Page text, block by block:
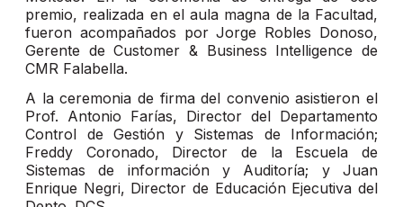
premio, realizada en el aula magna de la Facultad,
fueron acompañados por Jorge Robles Donoso,
Gerente de Customer & Business Intelligence de
CMR Falabella.
A la ceremonia de firma del convenio asistieron el
Prof. Antonio Farías, Director del Departamento
Control de Gestión y Sistemas de Información;
Freddy Coronado, Director de la Escuela de
Sistemas de información y Auditoría; y Juan
Enrique Negri, Director de Educación Ejecutiva del